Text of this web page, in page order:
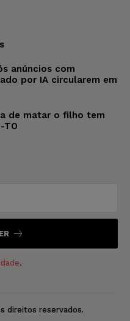
anúncios com
por IA circularem em
de matar o filho tem
TO
.
direitos reservados.